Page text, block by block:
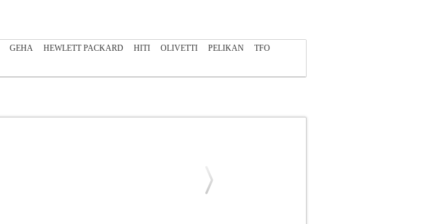
GEHA HEWLETT PACKARD HITI OLIVETTI PELIKAN
TFO